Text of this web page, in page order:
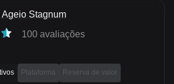
Stagnum
100 avaliações
Plataforma Reserva de valor